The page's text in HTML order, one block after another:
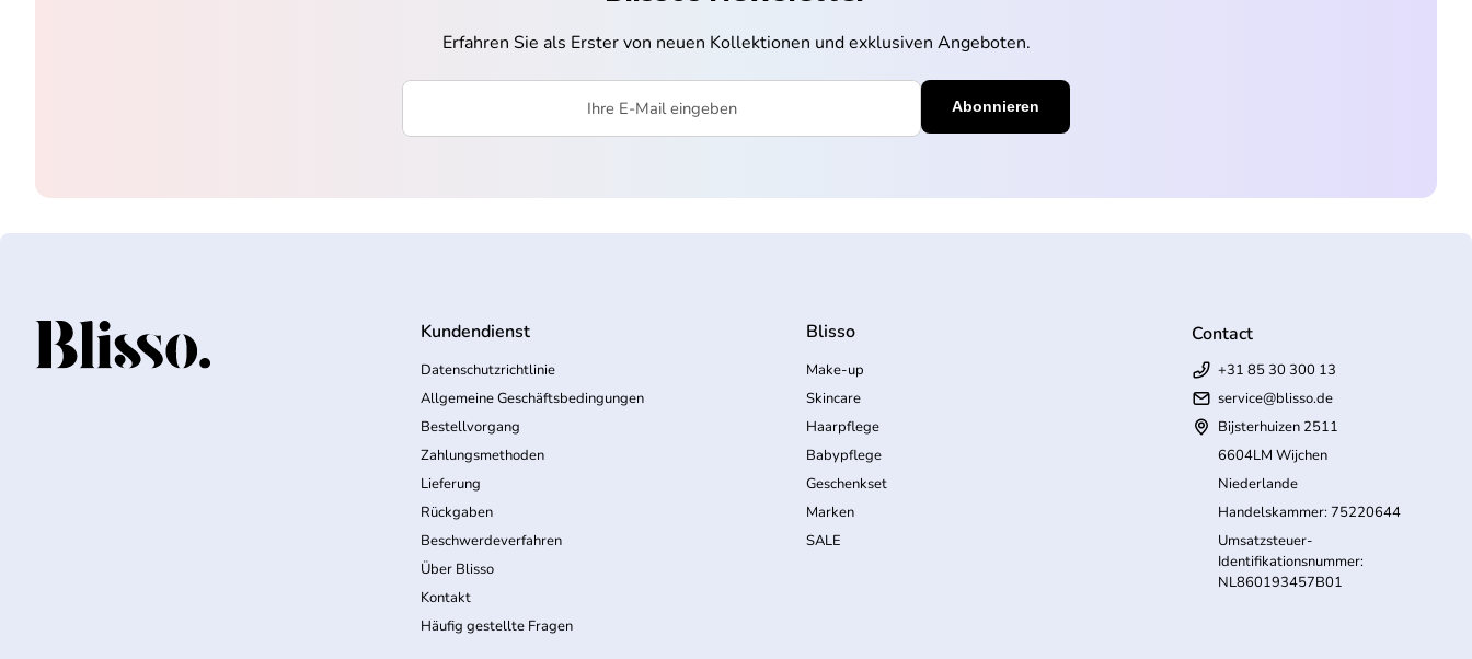
Erfahren Sie als Erster von neuen Kollektionen und exklusiven Angeboten.
Startseite Kundendienst
Datenschutzrichtlinie
Allgemeine Geschäftsbedingungen
Bestellvorgang
Zahlungsmethoden
Lieferung
Rückgaben
Beschwerdeverfahren
Über Blisso
Kontakt
Häufig gestellte Fragen
Blisso
Make-up
Skincare
Haarpflege
Babypflege
Geschenkset
Marken
SALE
Contact
+31 85 30 300 13
service@blisso.de
Bijsterhuizen 2511
6604LM Wijchen
Niederlande
Handelskammer: 75220644
Umsatzsteuer-
Identifikationsnummer:
NL860193457B01